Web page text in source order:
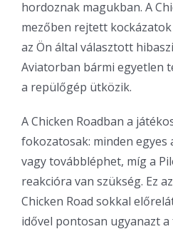
hordoznak magukban. A
mezőben rejtett
az Ön által választott
Aviatorban bármi egyetlen
a repülőgép ütközik.
A Chicken Roadban a
fokozatosak: minden
vagy továbbléphet, míg a
reakcióra van szükség. Ez
Chicken Road sokkal
idővel pontosan ugyanazt